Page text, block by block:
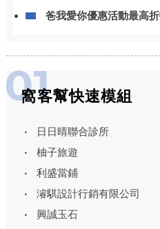
中室內鍍膜｜台中地板
爸我愛你優惠活動最高折抵388
窩客幫快速模組
日日晴聯合診所
柚子旅遊
利盛當鋪
濬騏設計行銷有限公司
興誠玉石